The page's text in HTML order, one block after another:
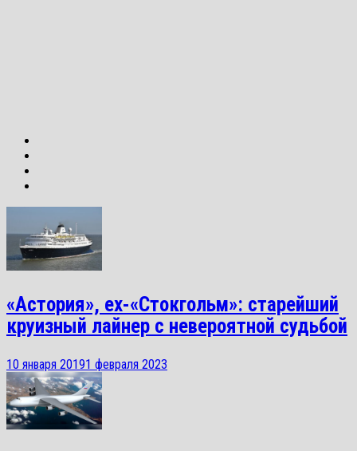
«Астория», ex-«Стокгольм»: старейший
круизный лайнер с невероятной судьбой
10 января 20191 февраля 2023